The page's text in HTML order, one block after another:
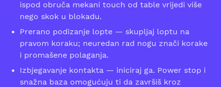
ispod obruča mekani touch od table vrijedi više
nego skok u blokadu.
Prerano podizanje lopte — skupljaj loptu na
pravom koraku; neuredan rad nogu znači korake
i promašene polaganja.
Izbjegavanje kontakta — iniciraj ga. Power stop i
snažna baza omogućuju ti da završiš kroz